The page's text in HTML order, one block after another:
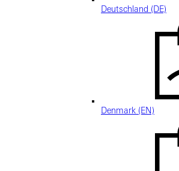
Deutschland (DE)
Denmark (EN)